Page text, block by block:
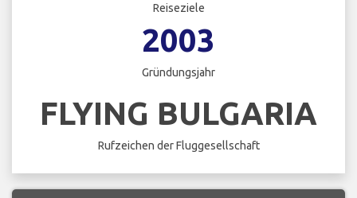
Reiseziele
2003
Gründungsjahr
FLYING BULGARIA
Rufzeichen der Fluggesellschaft